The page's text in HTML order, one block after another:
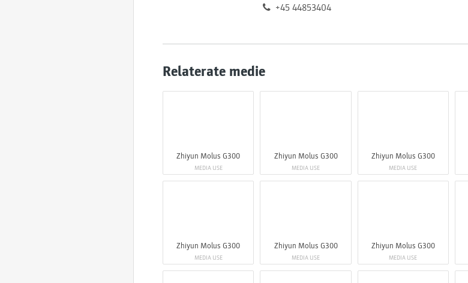
+45 44853404
Relaterate medie
Zhiyun Molus G300
MEDIA USE
Zhiyun Molus G300
MEDIA USE
Zhiyun Molus G300
MEDIA USE
Zhiyun Molus G300
MEDIA USE
Zhiyun Molus G300
MEDIA USE
Zhiyun Molus G300
MEDIA USE